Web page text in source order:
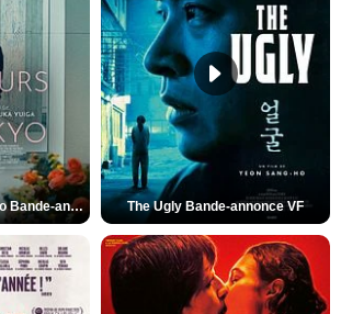
Des Fleurs pour Tokyo Bande-annonce VO STFR The Ugly Bande-annonce VF